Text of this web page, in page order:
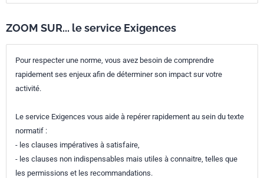
ZOOM SUR... le service Exigences
Pour respecter une norme, vous avez besoin de comprendre
rapidement ses enjeux afin de déterminer son impact sur votre
activité.
Le service Exigences vous aide à repérer rapidement au sein du texte
normatif :
- les clauses impératives à satisfaire,
- les clauses non indispensables mais utiles à connaitre, telles que
les permissions et les recommandations.